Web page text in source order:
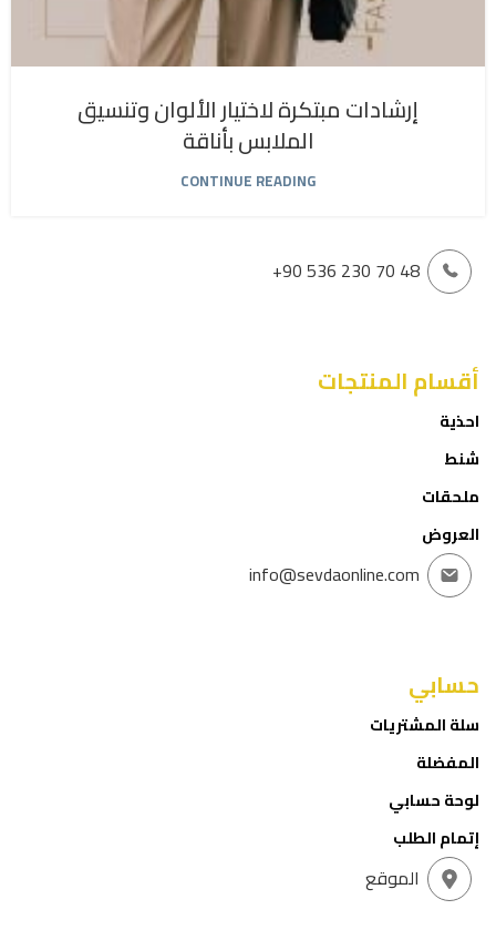
إرشادات مبتكرة لاختيار الألوان وتنسيق
الملابس بأناقة
CONTINUE READING
+90 536 230 70 48
أقسام المنتجات
احذية
شنط
ملحقات
العروض
info@sevdaonline.com
حسابي
سلة المشتريات
المفضلة
لوحة حسابي
إتمام الطلب
الموقع